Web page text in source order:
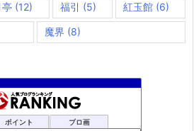
亭 (12) 福引 (5) 紅玉館(6)
魔界 (8)
ポイント ブロ画
ブログ